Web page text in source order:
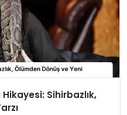
Hikayesi: Sihirbazlık,